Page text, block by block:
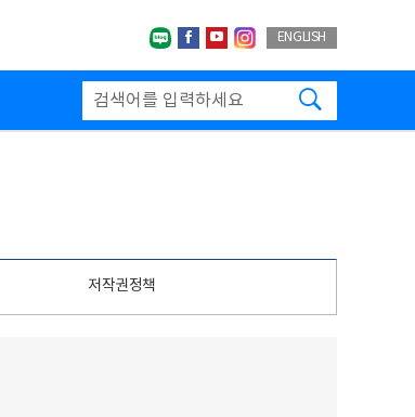
네이버블로그
페이스북
유투브인스타그랩
ENGLISH
저작권정책